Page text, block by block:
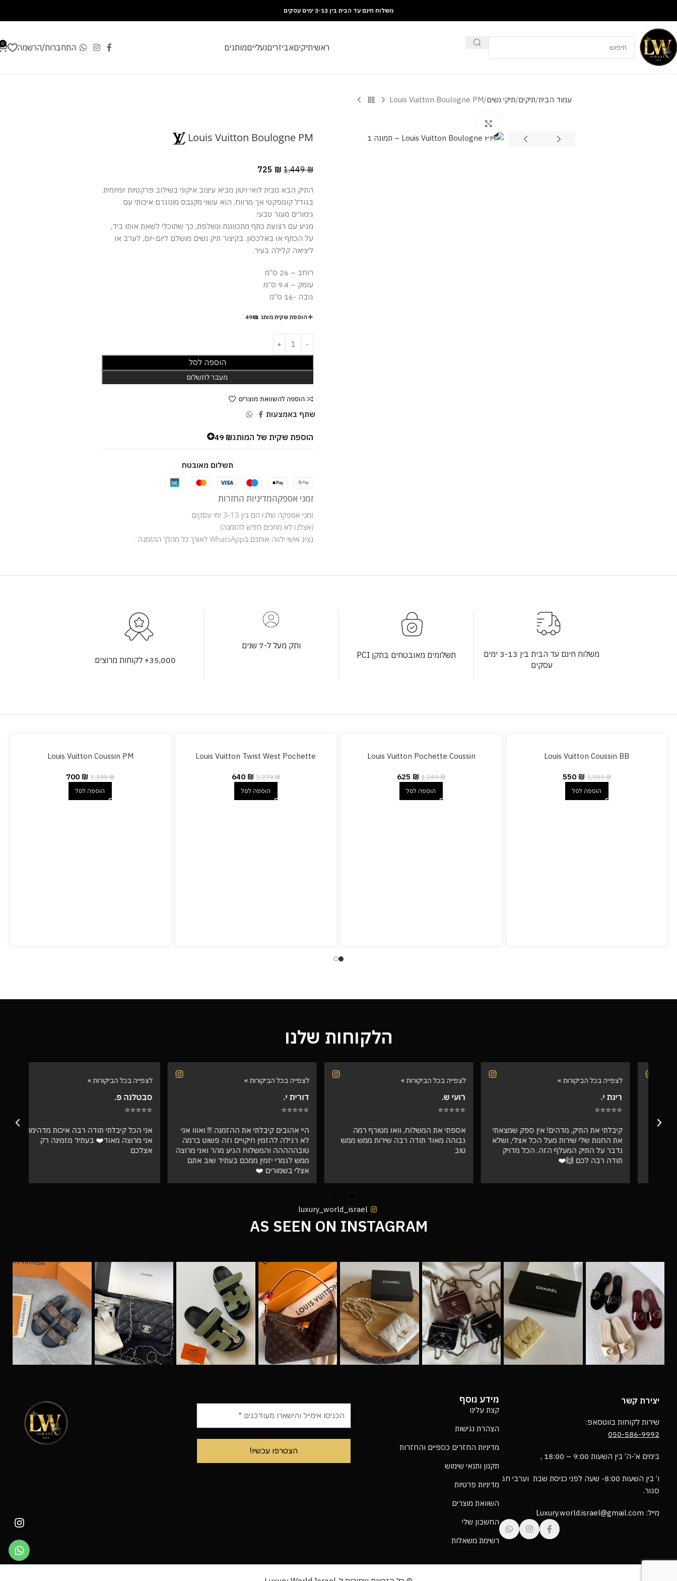
משלוח חינם עד הבית בין 3-13 ימים עסקים
ראשיתיקיםאביזריםנעלייםמותגים התחברות/הרשמה 0
עמוד הבית תיקים תיקי נשים Louis Vuitton Boulogne PM
Louis Vuitton Boulogne PM
1,449₪
725 ₪
התיק הבא מבית לואי ויטון מביא עיצוב איקוני בשילוב פרקטיות יומיומית.
בגודל קומפקטי אך מרווח, הוא עשוי מקנבס מונוגרם איכותי עם
גימורים מעור טבעי.
מגיע עם רצועת כתף מתכווננת ונשלפת, כך שתוכלי לשאת אותו ביד,
על הכתף או באלכסון. בקיצור תיק נשים מושלם ליום-יום, לערב או
ליציאה קלילה בעיר.
רוחב – 26 ס”מ
עומק – 9.4 ס”מ
גובה -16 ס”מ
הוספת שקית מותג ב-49₪
הוספה לסל
מעבר לתשלום
הוספה להשוואת מוצרים
שתף באמצעות
הוספת שקית של המותג 49 ₪
תשלום מאובטח
זמני אספקהמדיניות החזרות
זמני אספקה שלנו הם בין 3-13 ימי עסקים .
(אצלנו לא מחכים חודש להזמנה)
נציג אישי ילווה אותכם בWhatsApp לאורך כל מהלך ההזמנה .
משלוח חינם עד הבית בין 3-13 ימים
עסקים
תשלומים מאובטחים בתקן PCI
ותק מעל ל-7 שנים
35,000+ לקוחות מרוצים
Louis Vuitton Coussin BB
1,099₪
550 ₪
הוספה לסל
Louis Vuitton Pochette Coussin
1,249₪
625 ₪
הוספה לסל
Louis Vuitton Twist West Pochette
1,279₪
640 ₪
הוספה לסל
Louis Vuitton Coussin PM
1,399₪
700 ₪
הוספה לסל
הלקוחות שלנו
לצפייה בכל הביקורות »
רינת י.
⭐⭐⭐⭐⭐
קיבלתי את התיק, מדהים! אין ספק שמצאתי
את החנות שלי שירות מעל הכל אצלי, ושלא
נדבר על התיק המעלף הזה. הכל מדויק
תודה רבה לכם 🙌❤️
לצפייה בכל הביקורות »
רועי ש.
⭐⭐⭐⭐⭐
אספתי את המשלוח, וואו מטורף רמה
גבוהה מאוד תודה רבה שירות ממש ממש
לצפייה בכל הביקורות »
דורית י.
⭐⭐⭐⭐⭐
היי אהובים קיבלתי את ההזמנה !!! ואווו אני
לא רגילה להזמין חיקויים וזה פשוט ברמה
טובההההה והמשלוח הגיע מהר ואני מרוצה
ממש לגמרי יזמין ממכם בעתיד שוב אתם
אצלי בשמורים ❤️
לצפייה בכל הביקורות »
סבטלנה פ.
⭐⭐⭐⭐⭐
אני הכל קיבלתי תודה רבה איכות מדהימה
אני מרוצה מאוד❤️ בעתיד מזמינה רק
אצלכם
luxury_world_israel
AS SEEN ON INSTAGRAM
יצירת קשר
שירות לקוחות בווטסאפ:
050-586-9992
בימים א’-ה’ בין השעות 9:00 – 18:00 ,
ו’ בין השעות 8:00- שעה לפני כניסת שבת וערבי חג
סגור.
מייל: Luxury.world.israel@gmail.com
מידע נוסף
קצת עלינו
הצהרת נגישות
מדיניות החזרים כספיים והחזרות
תקנון ותנאי שימוש
מדיניות פרטיות
השוואת מוצרים
החשבון שלי
רשימת משאלות